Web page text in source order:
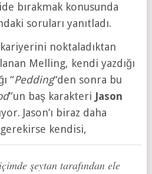
bırakmak konusunda
soruları yanıtladı.
noktaladıktan
Melling, kendi yazdığı
“Pedding“den sonra bu
”un baş karakteri Jason
Jason’ı biraz daha
gerekirse kendisi,
şeytan tarafından ele